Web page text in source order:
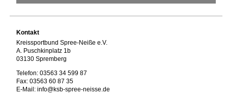
Kontakt
Kreissportbund Spree-Neiße e.V.
A. Puschkinplatz 1b
03130 Spremberg
Telefon: 03563 34 599 87
Fax: 03563 60 87 35
E-Mail: info@ksb-spree-neisse.de